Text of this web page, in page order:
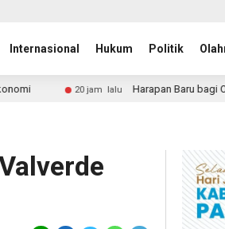
Internasional Hukum Politik
Harapan Baru bagi ODGJ di Lebak, Rumah